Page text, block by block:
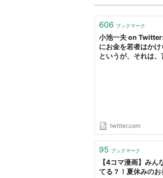
606 ブックマーク
小池一夫 on
にお金を若者はか
というが、それは、
だけ。（小池一夫）
https://t.co/
twitter.com
95 ブックマーク
【4コマ漫画】みん
てる？！夏休みのお